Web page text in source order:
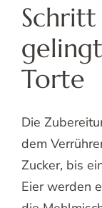
Torte
Die
dem
Zucker, bis
Eier werden